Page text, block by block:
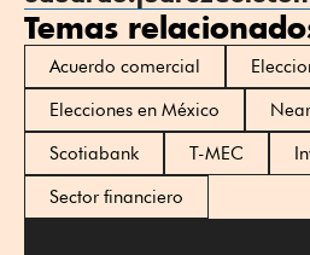
Temas
Acuerdo comercial
Elecciones en México
Scotiabank
T-MEC
Sector financiero